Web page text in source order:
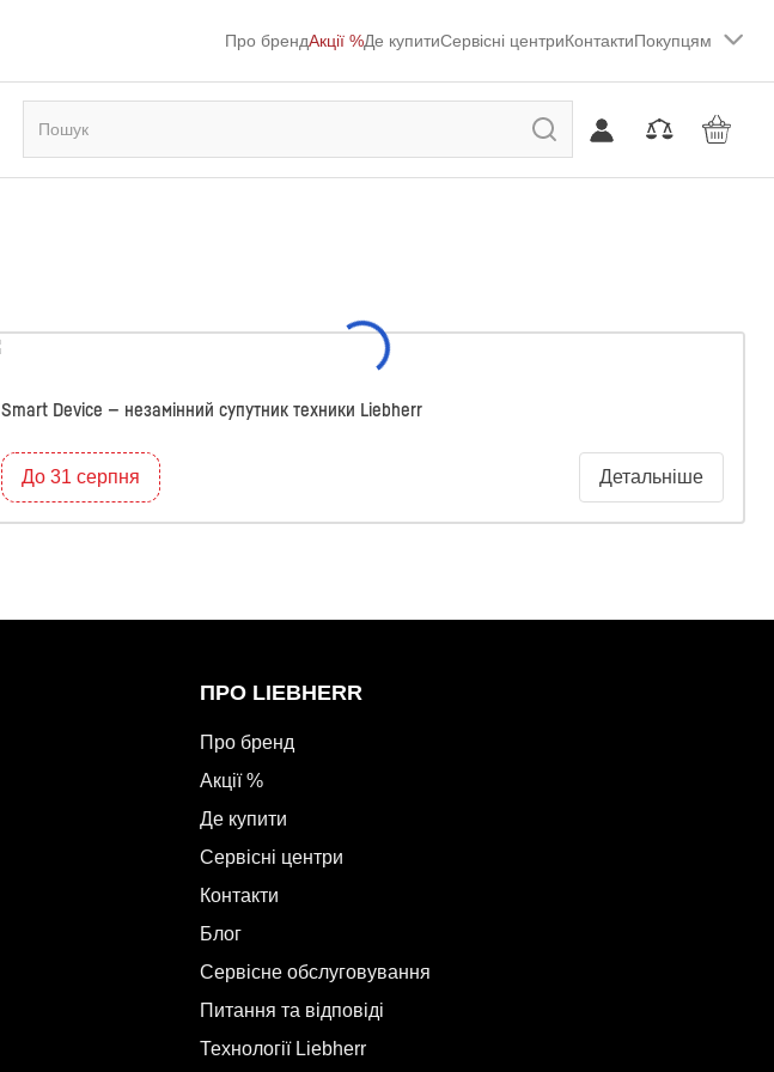
Про брендАкції %Де купитиСервісні центриКонтактиПокупцям
Smart Device — незамінний супутник техники Liebherr
До 31 серпня Детальніше
ПРО LIEBHERR
Про бренд
Акції %
Де купити
Сервісні центри
Контакти
Блог
Сервісне обслуговування
Питання та відповіді
Технології Liebherr